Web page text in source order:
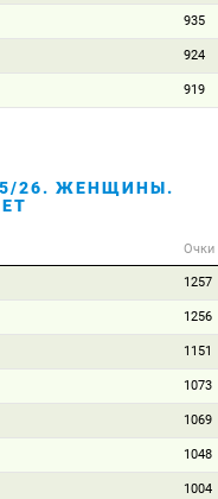
935
924
919
26. ЖЕНЩИНЫ.
Очки
1257
1256
1151
1073
1069
1048
1004